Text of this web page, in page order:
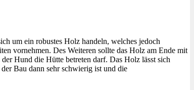
um ein robustes Holz handeln, welches jedoch
vornehmen. Des Weiteren sollte das Holz am Ende mit
Hund die Hütte betreten darf. Das Holz lässt sich
Bau dann sehr schwierig ist und die